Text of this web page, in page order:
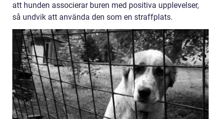
att hunden associerar buren med positiva upplevelser,
så undvik att använda den som en straffplats.